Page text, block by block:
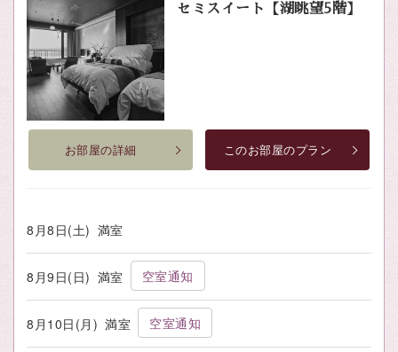
セミスイート【湖眺望5階】
お部屋の詳細 このお部屋のプラン
8月8日(土) 満室
8月9日(日) 満室 空室通知
8月10日(月) 満室 空室通知